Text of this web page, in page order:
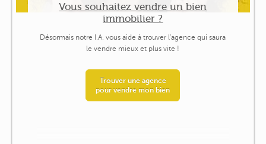
Vous souhaitez vendre un bien
immobilier ?
Désormais notre I.A. vous aide à trouver l'agence qui saura
le vendre mieux et plus vite !
Trouver une agence
pour vendre mon bien